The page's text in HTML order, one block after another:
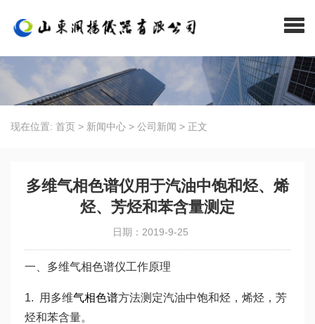
现在位置: 首页 > 新闻中心 > 公司新闻 > 正文
多维气相色谱仪用于汽油中饱和烃、烯
烃、芳烃和苯含量测定
日期：2019-9-25
一、多维气相色谱仪工作原理
1. 用多维气相色谱方法测定汽油中饱和烃，烯烃，芳
烃和苯含量。